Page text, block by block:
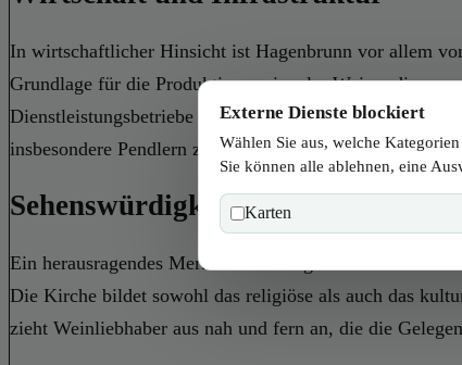
In wirtschaftlicher Hinsicht ist Hagenbrunn vor allem
Grundlage für die Produktion regionaler Weine, die
Dienstleistungsbetriebe und Handwerksbetriebe, die
insbesondere Pendlern zugutekommt.
Sehenswürdigkeiten
Ein herausragendes Merkmal von Hagenbrunn ist die
Die Kirche bildet sowohl das religiöse als auch das
zieht Weinliebhaber aus nah und fern an, die die
Externe Dienste blockiert
Wählen Sie aus, welche
Sie können alle ablehnen, eine
Karten